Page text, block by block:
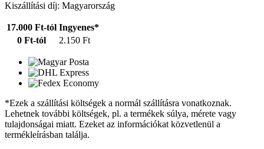
Kiszállítási díj: Magyarország
17.000 Ft-tól Ingyenes*
0 Ft-tól
2.150 Ft
*Ezek a szállítási költségek a normál szállításra vonatkoznak.
Lehetnek további költségek, pl. a termékek súlya, mérete vagy
tulajdonságai miatt. Ezeket az információkat közvetlenül a
termékleírásban találja.